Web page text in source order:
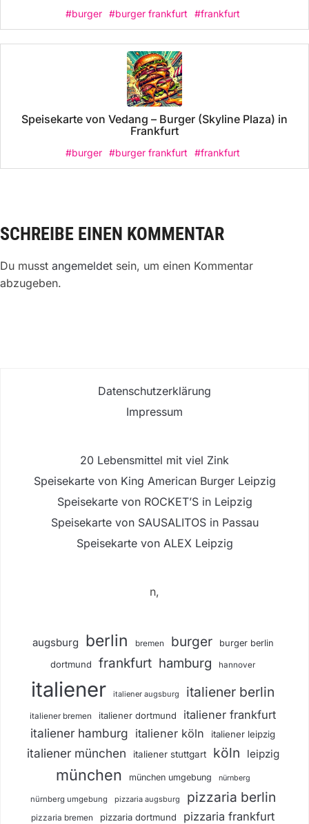
#burger #burger frankfurt #frankfurt
Speisekarte von Vedang – Burger (Skyline Plaza) in
Frankfurt
#burger #burger frankfurt #frankfurt
SCHREIBE EINEN KOMMENTAR
Du musst angemeldet sein, um einen Kommentar
abzugeben.
Datenschutzerklärung
Impressum
20 Lebensmittel mit viel Zink
Speisekarte von King American Burger Leipzig
Speisekarte von ROCKET’S in Leipzig
Speisekarte von SAUSALITOS in Passau
Speisekarte von ALEX Leipzig
n,
augsburg berlin bremen burger burger berlin
dortmund frankfurt hamburg hannover
italiener italiener augsburg italiener berlin
italiener bremen italiener dortmund italiener frankfurt
italiener hamburg italiener köln italiener leipzig
italiener münchen italiener stuttgart köln leipzig
münchen münchen umgebung nürnberg
nürnberg umgebung pizzaria augsburg pizzaria berlin
pizzaria bremen pizzaria dortmund pizzaria frankfurt